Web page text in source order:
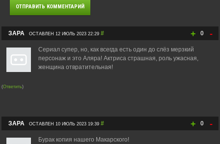
+ 0 -
ЗАРА ОСТАВЛЕН 12 ИЮЛЬ 2023 22:29 #
Сериал супер, но, как всегда есть один до слёз мерзкий
персонаж и это Аляра! Актриса страшная, роль ужасная,
женщина отвратительная!
(Ответить)
+ 0 -
ЗАРА ОСТАВЛЕН 10 ИЮЛЬ 2023 19:39 #
Бурак копия нашего Макарского!